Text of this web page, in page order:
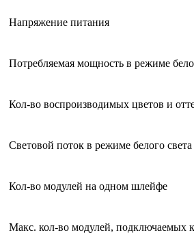
Напряжение питания
Потребляемая мощность в режиме
Кол-во воспроизводимых цветов и
Световой поток в режиме белого света
Кол-во модулей на одном шлейфе
Макс. кол-во модулей, подключаемых